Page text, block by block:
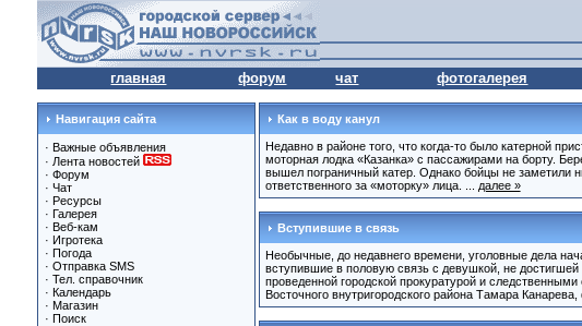
главная форум чат фотогалерея
Навигация сайта
· Важные объявления
· Лента новостей
· Форум
· Чат
· Ресурсы
· Галерея
· Веб-кам
· Игротека
· Погода
· Отправка SMS
· Тел. справочник
· Календарь
· Магазин
· Поиск
Как в воду канул
Недавно в районе того, что когда-то было катерной
моторная лодка «Казанка» с пассажирами на борту.
вышел пограничный катер. Однако бойцы не заметили
ответственного за «моторку» лица. ...
далее »
Вступившие в связь
Необычные, до недавнего времени, уголовные дела
вступившие в половую связь с девушкой, не
проведенной городской прокуратурой и
Восточного внутригородского района Тамара